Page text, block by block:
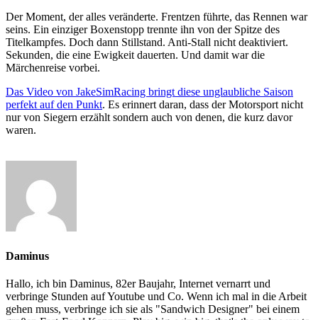
Der Moment, der alles veränderte. Frentzen führte, das Rennen war
seins. Ein einziger Boxenstopp trennte ihn von der Spitze des
Titelkampfes. Doch dann Stillstand. Anti-Stall nicht deaktiviert.
Sekunden, die eine Ewigkeit dauerten. Und damit war die
Märchenreise vorbei.
Das Video von JakeSimRacing bringt diese unglaubliche Saison
perfekt auf den Punkt. Es erinnert daran, dass der Motorsport nicht
nur von Siegern erzählt sondern auch von denen, die kurz davor
waren.
Daminus
Hallo, ich bin Daminus, 82er Baujahr, Internet vernarrt und
verbringe Stunden auf Youtube und Co. Wenn ich mal in die Arbeit
gehen muss, verbringe ich sie als "Sandwich Designer" bei einem